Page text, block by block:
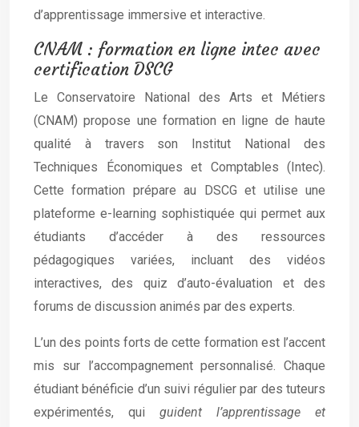
d’apprentissage immersive et interactive.
CNAM : formation en ligne intec avec
certification DSCG
Le Conservatoire National des Arts et Métiers
(CNAM) propose une formation en ligne de haute
qualité à travers son Institut National des
Techniques Économiques et Comptables (Intec).
Cette formation prépare au DSCG et utilise une
plateforme e-learning sophistiquée qui permet aux
étudiants d’accéder à des ressources
pédagogiques variées, incluant des vidéos
interactives, des quiz d’auto-évaluation et des
forums de discussion animés par des experts.
L’un des points forts de cette formation est l’accent
mis sur l’accompagnement personnalisé. Chaque
étudiant bénéficie d’un suivi régulier par des tuteurs
expérimentés, qui guident l’apprentissage et